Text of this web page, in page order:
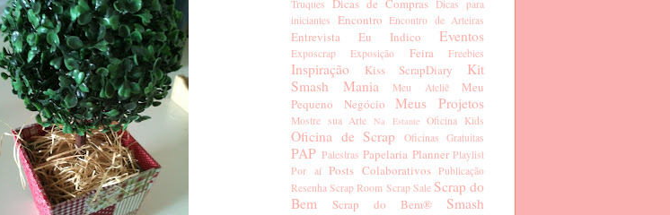
Truques
Dicas de Compras Dicas para
iniciantes Encontro Encontro de Arteiras
Entrevista Eu Indico Eventos
Exposcrap Exposição Feira Freebies
Inspiração Kiss ScrapDiary
Kit
Smash Mania
Meu Ateliê
Meu
Pequeno Negócio
Meus Projetos
Mostre sua Arte Na Estante Oficina Kids
Oficina de Scrap Oficinas Gratuitas
PAP Palestras Papelaria Planner Playlist
Por aí
Posts Colaborativos
Publicação
Resenha Scrap Room Scrap Sale Scrap do
Bem
Scrap do Bem® Smash